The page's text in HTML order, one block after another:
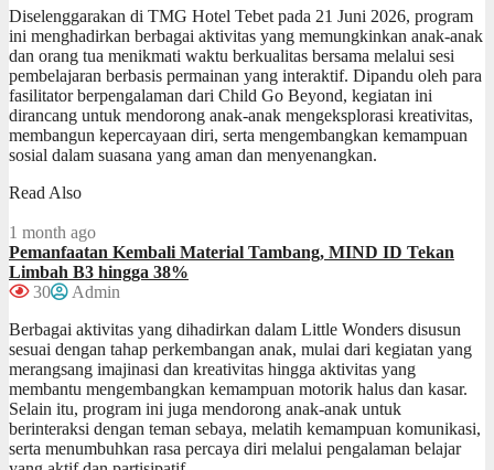
Diselenggarakan di TMG Hotel Tebet pada 21 Juni 2026, program
ini menghadirkan berbagai aktivitas yang memungkinkan anak-anak
dan orang tua menikmati waktu berkualitas bersama melalui sesi
pembelajaran berbasis permainan yang interaktif. Dipandu oleh para
fasilitator berpengalaman dari Child Go Beyond, kegiatan ini
dirancang untuk mendorong anak-anak mengeksplorasi kreativitas,
membangun kepercayaan diri, serta mengembangkan kemampuan
sosial dalam suasana yang aman dan menyenangkan.
Read Also
1 month ago
Pemanfaatan Kembali Material Tambang, MIND ID Tekan
Limbah B3 hingga 38%
30
Admin
Berbagai aktivitas yang dihadirkan dalam Little Wonders disusun
sesuai dengan tahap perkembangan anak, mulai dari kegiatan yang
merangsang imajinasi dan kreativitas hingga aktivitas yang
membantu mengembangkan kemampuan motorik halus dan kasar.
Selain itu, program ini juga mendorong anak-anak untuk
berinteraksi dengan teman sebaya, melatih kemampuan komunikasi,
serta menumbuhkan rasa percaya diri melalui pengalaman belajar